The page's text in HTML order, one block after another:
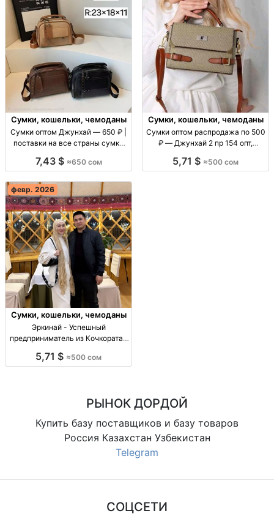
Сумки, кошельки, чемоданы
Сумки оптом Джунхай — 650 ₽ |
поставки на все страны сумки
поставки для розницы и
7,43 $ ≈650 сом
Сумки, кошельки, чемоданы
Сумки оптом распродажа по 500
₽ — Джунхай 2 пр 154 опт,
серия Джунхай 2 пр 154, цена
5,71 $ ≈500 сом
февр. 2026
Сумки, кошельки, чемоданы
Эркинай - Успешный
предприниматель из Кочкората |
Эркинай - успешно развивает
5,71 $ ≈500 сом
РЫНОК ДОРДОЙ
Купить базу поставщиков и базу товаров
Россия Казахстан Узбекистан
Telegram
СОЦСЕТИ